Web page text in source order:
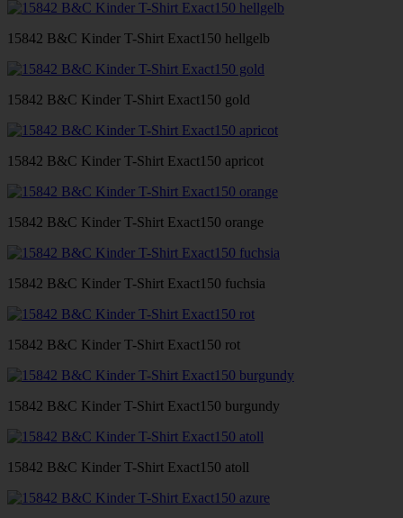
15842 B&C Kinder T-Shirt Exact150 hellgelb
15842 B&C Kinder T-Shirt Exact150 gold
15842 B&C Kinder T-Shirt Exact150 apricot
15842 B&C Kinder T-Shirt Exact150 orange
15842 B&C Kinder T-Shirt Exact150 fuchsia
15842 B&C Kinder T-Shirt Exact150 rot
15842 B&C Kinder T-Shirt Exact150 burgundy
15842 B&C Kinder T-Shirt Exact150 atoll